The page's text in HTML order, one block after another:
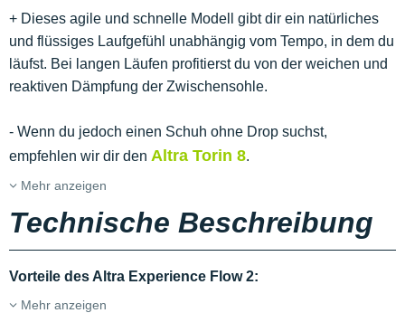
+ Dieses agile und schnelle Modell gibt dir ein natürliches
und flüssiges Laufgefühl unabhängig vom Tempo, in dem du
läufst. Bei langen Läufen profitierst du von der weichen und
reaktiven Dämpfung der Zwischensohle.
- Wenn du jedoch einen Schuh ohne Drop suchst,
empfehlen wir dir den Altra Torin 8.
Mehr anzeigen
Technische Beschreibung
Vorteile des Altra Experience Flow 2:
Mehr anzeigen